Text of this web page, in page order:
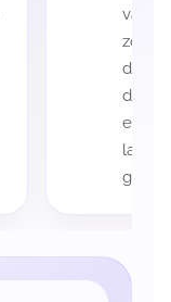
variar
zona
de
de
eso
la
guía